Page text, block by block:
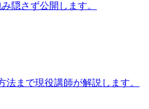
隠さず公開します。
まで現役講師が解説します。